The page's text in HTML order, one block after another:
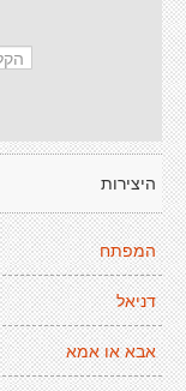
היצירות
המפתח
דניאל
אבא או אמא